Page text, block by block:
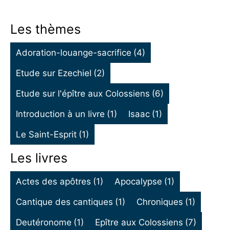
Les thèmes
Adoration-louange-sacrifice (4)
Etude sur Ezechiel (2)
Etude sur l'épître aux Colossiens (6)
Introduction à un livre (1) Isaac (1)
Le Saint-Esprit (1)
Les livres
Actes des apôtres (1) Apocalypse (1)
Cantique des cantiques (1) Chroniques (1)
Deutéronome (1) Epître aux Colossiens (7)